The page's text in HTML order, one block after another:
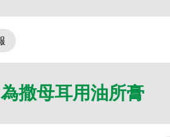
撒母耳用油所膏